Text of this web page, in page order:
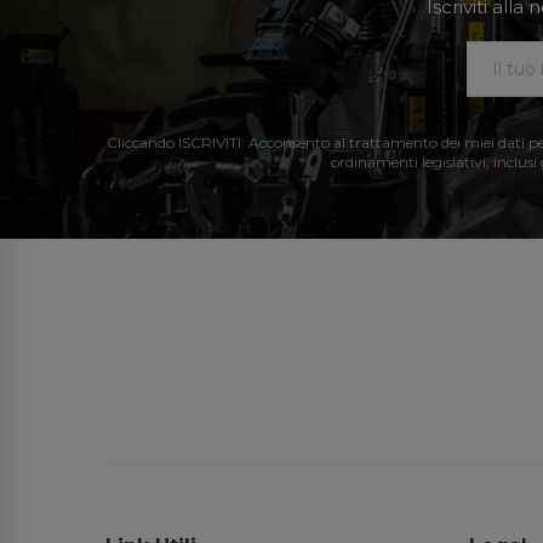
Iscriviti alla
Cliccando ISCRIVITI: Acconsento al trattamento dei miei dati
ordinamenti legislativi, inclusi